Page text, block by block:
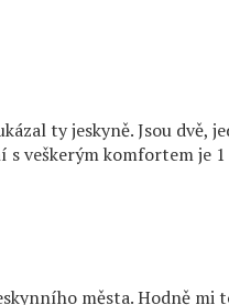
ty jeskyně. Jsou dvě,
s veškerým komfortem je
města. Hodně